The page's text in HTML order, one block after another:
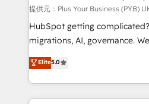
enterprise and growth-led
technology, professional
and industrial sectors. Offices
implementations delivered. AI visibility coverage
across ChatGPT, Claude,
提供元：Plus Your Business (PYB)
HubSpot getting
migrations, AI, governance. We organise that
complexity, so your team can
Welcome to our Profile! We help
implementation, reports,
training • CRM migration
Elite5.0